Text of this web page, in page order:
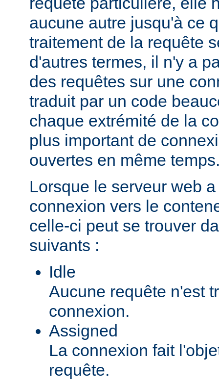
aucune autre jusqu'à ce
traitement de la requête
d'autres termes, il n'y a
des requêtes sur une
traduit par un code
chaque extrémité de la
plus important de
ouvertes en même
Lorsque le serveur web
connexion vers le
celle-ci peut se trouver
suivants :
Idle
Aucune requête n'est
connexion.
Assigned
La connexion fait
requête.